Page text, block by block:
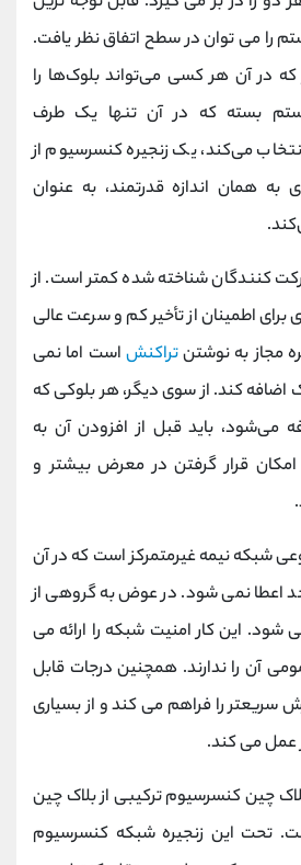
را می توان در سطح اتفاق نظر یافت.
در آن هر کسی می‌تواند بلوک‌ها را
بسته که در آن تنها یک طرف
می‌کند، یک زنجیره کنسرسیوم از
همان اندازه قدرتمند، به عنوان
کنندگان شناخته شده کمتر است. از
اطمینان از تأخیر کم و سرعت عالی
مجاز به نوشتنتراکنش است اما نمی
اضافه کند. از سوی دیگر، هر بلوکی که
می‌شود، باید قبل از افزودن آن به
قرار گرفتن در معرض بیشتر و
شبکه نیمه غیرمتمرکز است که در آن
اعطا نمی شود. در عوض به گروهی از
شود. این کار امنیت شبکه را ارائه می
آن را ندارند. همچنین درجات قابل
سریعتر را فراهم می کند و از بسیاری
عمل می کند.
چین کنسرسیوم ترکیبی از بلاک چین
این زنجیره شبکه کنسرسیوم